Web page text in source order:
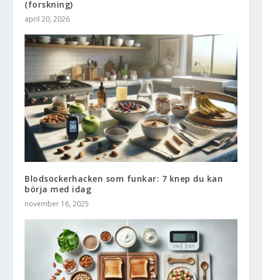
(forskning)
april 20, 2026
Blodsockerhacken som funkar: 7 knep du kan
börja med idag
november 16, 2025